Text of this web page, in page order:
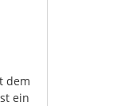
dem
ein